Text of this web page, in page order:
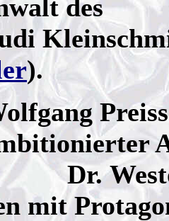
des
).
Dr.
mit